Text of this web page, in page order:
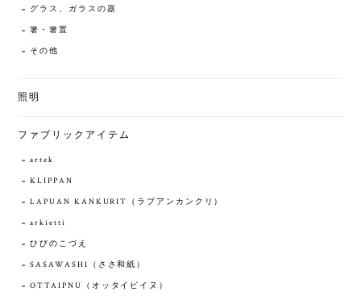
グラス、ガラスの器
箸・箸置
その他
照明
ファブリックアイテム
artek
KLIPPAN
LAPUAN KANKURIT（ラプアンカンクリ）
arkietti
ひびのこづえ
SASAWASHI（ささ和紙）
OTTAIPNU（オッタイピイヌ）